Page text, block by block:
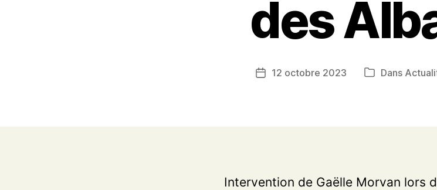
des
Date12 octobre 2023 Catégories
Dans
Intervention de Gaëlle Morvan lors